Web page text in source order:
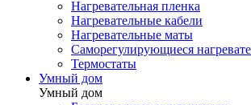
Нагревательная пленка
Нагревательные кабели
Нагревательные маты
Саморегулирующиеся
Термостаты
Умный дом
Умный дом